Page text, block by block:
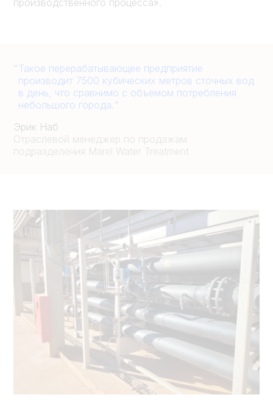
Такое перерабатывающее предприятие
производит 7500 кубических метров сточных вод
в день, что сравнимо с объемом потребления
небольшого города.
Эрик Наб
Отраслевой менеджер по продажам
подразделения Marel Water Treatment